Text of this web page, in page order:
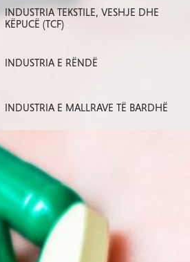
INDUSTRIA TEKSTILE, VESHJE DHE
KËPUCË (TCF)
INDUSTRIA E RËNDË
INDUSTRIA E MALLRAVE TË BARDHË